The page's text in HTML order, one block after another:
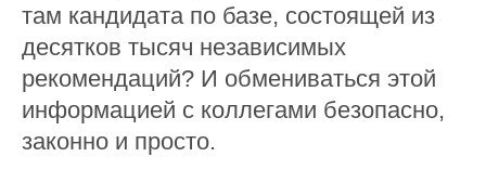
там кандидата по базе, состоящей из
десятков тысяч независимых
рекомендаций? И обмениваться этой
информацией с коллегами безопасно,
законно и просто.